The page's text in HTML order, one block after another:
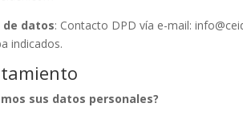
de datos: Contacto DPD vía e-mail:
indicados.
sus datos personales?